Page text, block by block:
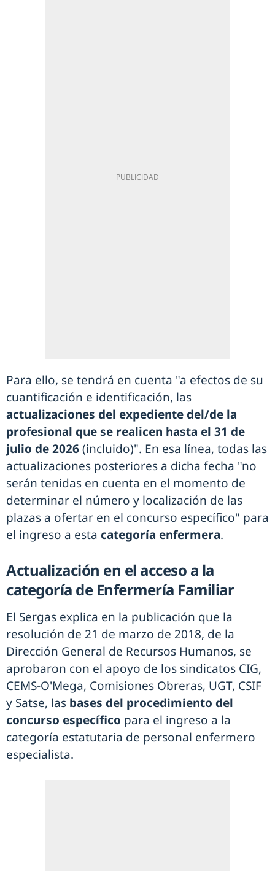
Para ello, se tendrá en cuenta "a efectos de su
cuantificación e identificación, las
actualizaciones del expediente del/de la
profesional que se realicen hasta el 31 de
julio de 2026(incluido)". En esa línea, todas las
actualizaciones posteriores a dicha fecha "no
serán tenidas en cuenta en el momento de
determinar el número y localización de las
plazas a ofertar en el concurso específico" para
el ingreso a esta categoría enfermera.
Actualización en el acceso a la
categoría de Enfermería Familiar
El Sergas explica en la publicación que la
resolución de 21 de marzo de 2018, de la
Dirección General de Recursos Humanos, se
aprobaron con el apoyo de los sindicatos CIG,
CEMS-O'Mega, Comisiones Obreras, UGT, CSIF
y Satse, las bases del procedimiento del
concurso específico para el ingreso a la
categoría estatutaria de personal enfermero
especialista.